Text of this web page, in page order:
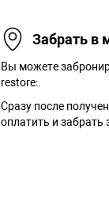
Забрать в
Вы можете
restore:.
Сразу после
оплатить и забрать